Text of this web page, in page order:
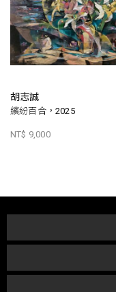
胡志誠
繽紛百合，2025
NT$ 9,000